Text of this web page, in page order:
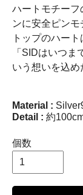
ハートモチーフ
ンに安全ピンモ
トップのハー
「SIDはいつ
いう想いを込め
Material :
Detail : 約
個数